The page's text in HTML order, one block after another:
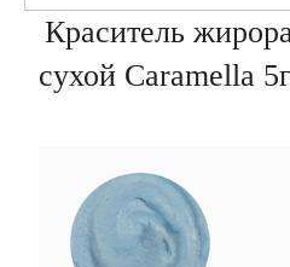
Краситель
сухой Caramella